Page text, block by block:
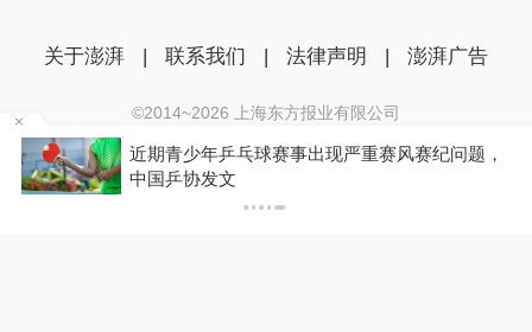
你有权知道更多
重赛风赛纪问题，
关于澎湃 | 联系我们 | 法律声明 | 澎湃广告
©2014~2026 上海东方报业有限公司
沪ICP证：沪B2-20170116 | 沪ICP备14003370号
互联网新闻信息服务许可证：31120170006
沪公网安备 31010602000299号